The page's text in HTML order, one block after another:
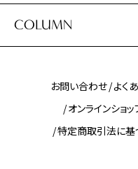
COLUMN
お問い合わせ よく
オンラインショ
特定商取引法に基